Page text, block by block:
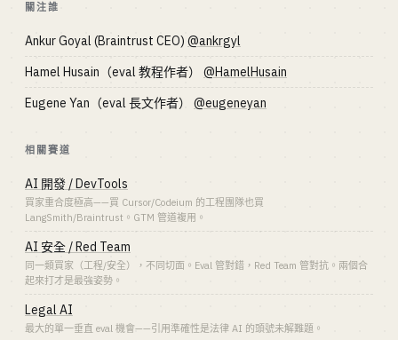
關注誰
Ankur Goyal (Braintrust CEO) @ankrgyl
Hamel Husain（eval 教程作者） @HamelHusain
Eugene Yan（eval 長文作者） @eugeneyan
相關賽道
AI 開發 / DevTools
買家重合度極高——買 Cursor/Codeium 的工程團隊也買
LangSmith/Braintrust。GTM 管道複用。
AI 安全 / Red Team
同一類買家（工程/安全），不同切面。Eval 管對錯，Red Team 管對抗。兩個合
起來打才是最強姿勢。
Legal AI
最大的單一垂直 eval 機會——引用準確性是法律 AI 的頭號未解難題。